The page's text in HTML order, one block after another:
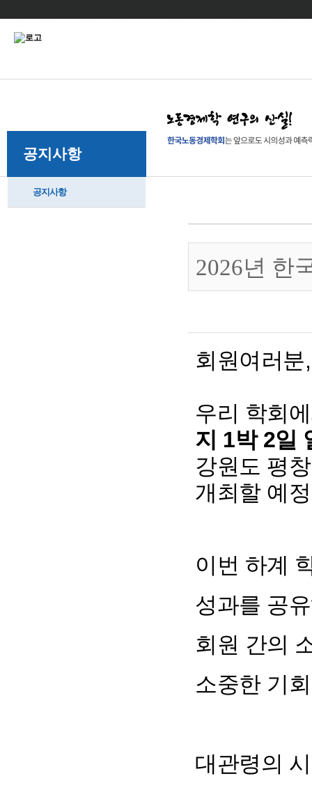
공지사항
공지사항
2026년 한
회원여러
우리 학회
지 1박 2일
강원도 평
개최할 예
이번 하계
성과를 공
회원 간의
소중한 기
대관령의